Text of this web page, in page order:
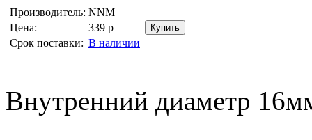
Производитель: NNM
Цена:
339 р
Срок поставки: В наличии
Внутренний диаметр